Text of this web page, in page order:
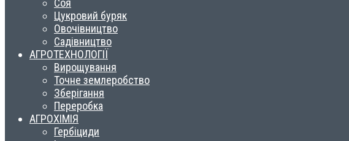
Соя
Цукровий буряк
Овочівництво
Садівництво
АГРОТЕХНОЛОГІЇ
Вирощування
Точне землеробство
Зберігання
Переробка
АГРОХІМІЯ
Гербіциди